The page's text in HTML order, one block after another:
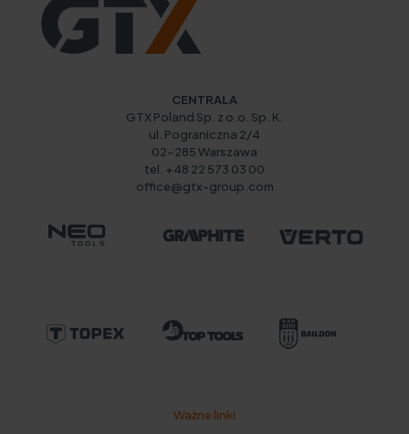
CENTRALA
GTX Poland Sp. z o.o. Sp. K.
ul. Pograniczna 2/4
02-285 Warszawa
tel. +48 22 573 03 00
office@gtx-group.com
Ważne linki